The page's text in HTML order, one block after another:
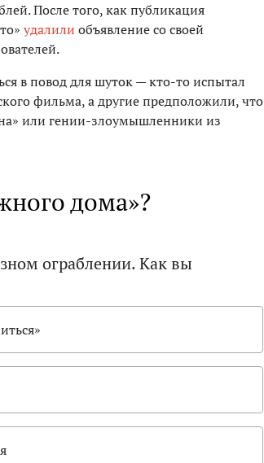
После того, как публикация
удалили объявление со своей
в повод для шуток — кто-то испытал
фильма, а другие предположили, что
или гении-злоумышленники из
дома»?
ограблении. Как вы